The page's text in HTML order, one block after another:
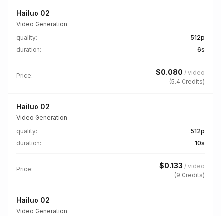
Hailuo 02
Video Generation
quality:
512p
duration: 6s
Price: $0.080 / video
(5.4 Credits)
Hailuo 02
Video Generation
quality:
512p
duration: 10s
Price: $0.133 / video
(9 Credits)
Hailuo 02
Video Generation